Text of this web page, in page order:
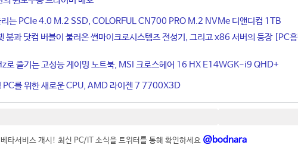
리는 PCIe 4.0 M.2 SSD, COLORFUL CN700 PRO M.2 NVMe 디앤디컴 1TB
붐과 닷컴 버블이 불러온 썬마이크로시스템즈 전성기, 그리고 x86 서버의 등장 [PC
즐기는 고성능 게이밍 노트북, MSI 크로스헤어 16 HX E14WGK-i9 QHD+
PC를 위한 새로운 CPU, AMD 라이젠 7 7700X3D
타서비스 개시! 최신 PC/IT 소식을 트위터를 통해 확인하세요 @bodnara